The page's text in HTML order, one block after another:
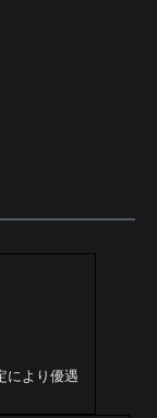
により優遇